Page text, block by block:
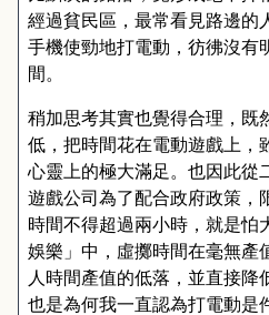
經過貧民區 ， 最常看見路邊的
手機使勁地打電動 ， 彷彿沒有
間 。
稍加思考其實也覺得合理 ， 既
低 ， 把時間花在電動遊戲上 ，
心靈上的極大滿足 。 也因此從
遊戲公司為了配合政府政策 ，
時間不得超過兩小時 ， 就是怕
娛樂 」 中 ， 虛擲時間在毫無產
人時間產值的低落 ， 並直接降
也是為何我一直認為打電動是